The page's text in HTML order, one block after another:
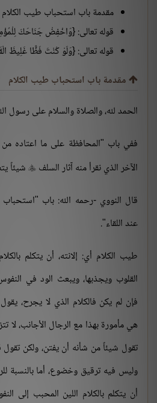
مقدمة باب استحباب طيب الكلام
قوله تعالى: {وَاخْفِضْ جَنَاحَكَ
قوله تعالى: {وَلَوْ كُنْتَ فَظًّا غَلِيظَ
مقدمة باب استحباب طيب الكلام
الحمد لله، والصلاة والسلام على رسول
ففي باب "المحافظة على ما اعتاده
الآخر الذي نقرأ منه آثار السلف  شيئاً
قال النووي -رحمه الله: باب
عند اللقاء".
طيب الكلام أي: إلانته، أن يتكلم
القلوب ويجذبها، ويبعث الود في
فإن لم يكن فالكلام الذي لا يجرح، يقول
هي مأمورة بهذا مع الرجال الأجانب، لا
تقول شيئاً من شأنه أن يفتن، ولكن تقول
وليس فيه ترقيق وخضوع، أما بالنسبة
أن يتكلم بالكلام اللين المحبب إلى